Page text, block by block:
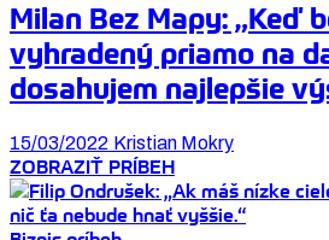
Milan Bez Mapy: „Keď
vyhradený priamo na
dosahujem najlepšie
15/03/2022 Kristian Mokry
ZOBRAZIŤ PRÍBEH